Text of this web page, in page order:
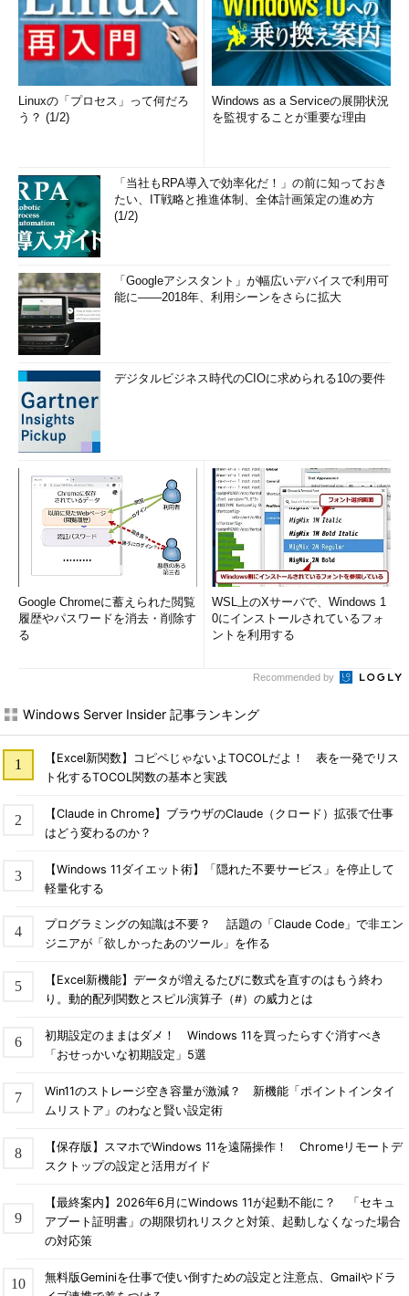
Linuxの「プロセス」って何だろ
う？ (1/2)
Windows as a Serviceの展開状況
を監視することが重要な理由
「当社もRPA導入で効率化だ！」の前に知っておき
たい、IT戦略と推進体制、全体計画策定の進め方
(1/2)
「Googleアシスタント」が幅広いデバイスで利用可
能に――2018年、利用シーンをさらに拡大
デジタルビジネス時代のCIOに求められる10の要件
Google Chromeに蓄えられた閲覧
履歴やパスワードを消去・削除す
る
WSL上のXサーバで、Windows 1
0にインストールされているフォ
ントを利用する
Recommended by
Windows Server Insider 記事ランキング
【Excel新関数】コピペじゃないよTOCOLだよ！ 表を一発でリス
ト化するTOCOL関数の基本と実践
【Claude in Chrome】ブラウザのClaude（クロード）拡張で仕事
はどう変わるのか？
【Windows 11ダイエット術】「隠れた不要サービス」を停止して
軽量化する
プログラミングの知識は不要？ 話題の「Claude Code」で非エン
ジニアが「欲しかったあのツール」を作る
【Excel新機能】データが増えるたびに数式を直すのはもう終わ
り。動的配列関数とスピル演算子（#）の威力とは
初期設定のままはダメ！ Windows 11を買ったらすぐ消すべき
「おせっかいな初期設定」5選
Win11のストレージ空き容量が激減？ 新機能「ポイントインタイ
ムリストア」のわなと賢い設定術
【保存版】スマホでWindows 11を遠隔操作！ Chromeリモートデ
スクトップの設定と活用ガイド
【最終案内】2026年6月にWindows 11が起動不能に？ 「セキュ
アブート証明書」の期限切れリスクと対策、起動しなくなった場合
の対応策
無料版Geminiを仕事で使い倒すための設定と注意点、Gmailやドラ